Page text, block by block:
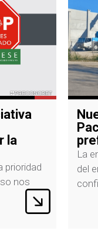
el sector
ha
En
de